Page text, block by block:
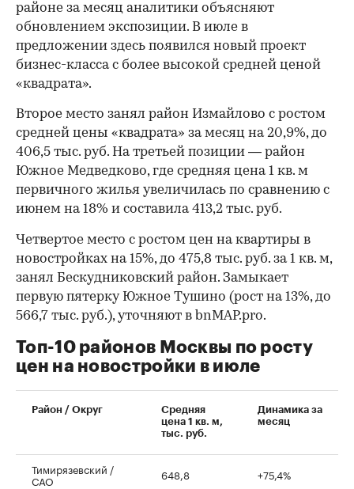
районе за месяц аналитики объясняют
обновлением экспозиции. В июле в
предложении здесь появился новый проект
бизнес-класса с более высокой средней ценой
«квадрата».
Второе место занял район Измайлово с ростом
средней цены «квадрата» за месяц на 20,9%, до
406,5 тыс. руб. На третьей позиции — район
Южное Медведково, где средняя цена 1 кв. м
первичного жилья увеличилась по сравнению с
июнем на 18% и составила 413,2 тыс. руб.
00:00 / 00:00
Четвертое место с ростом цен на квартиры в
новостройках на 15%, до 475,8 тыс. руб. за 1 кв. м,
занял Бескудниковский район. Замыкает
первую пятерку Южное Тушино (рост на 13%, до
566,7 тыс. руб.), уточняют в bnMAP.pro.
Топ-10 районов Москвы по росту
цен на новостройки в июле
Район / Округ
Средняя
цена 1 кв. м,
тыс. руб.
Динамика за
месяц
Тимирязевский /
САО 648,8 +75,4%